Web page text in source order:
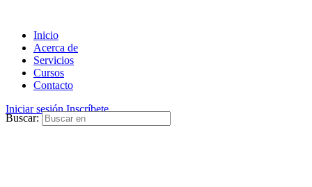
Inicio
Acerca de
Servicios
Cursos
Contacto
Iniciar sesión Inscríbete
Buscar: